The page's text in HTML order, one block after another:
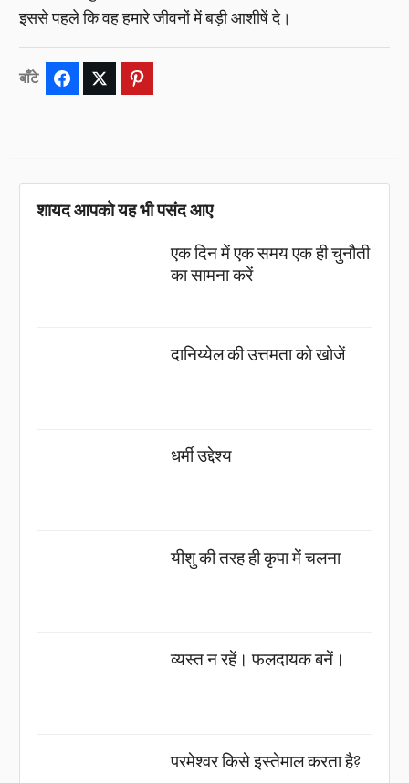
इससे पहले कि वह हमारे जीवनों में बड़ी आशीषें दे।
बाँटे Facebook Twitter
शायद आपको यह भी पसंद आए
एक दिन में एक समय एक ही चुनौती
का सामना करें
दानिय्येल की उत्तमता को खोजें
धर्मी उद्देश्य
यीशु की तरह ही कृपा में चलना
व्यस्त न रहें। फलदायक बनें।
परमेश्वर किसे इस्तेमाल करता है?